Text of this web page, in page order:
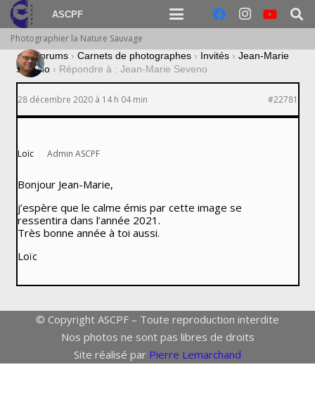
ASCPF
Photographier la Nature Sauvage
› Forums › Carnets de photographes › Invités › Jean-Marie
Seveno › Répondre à : Jean-Marie Seveno
28 décembre 2020 à 14 h 04 min #22781
Loïc Admin ASCPF
Bonjour Jean-Marie,
j’espère que le calme émis par cette image se
ressentira dans l’année 2021.
Très bonne année à toi aussi.
Loïc
© Copyright ASCPF – Toute reproduction interdite
Nos photos ne sont pas libres de droits
Site réalisé par Pierre Lemarchand